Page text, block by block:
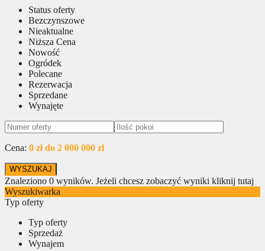
Status oferty
Bezczynszowe
Nieaktualne
Niższa Cena
Nowość
Ogródek
Polecane
Rezerwacja
Sprzedane
Wynajęte
Cena: 0 zł do 2 000 000 zł
Znaleziono 0 wyników. Jeżeli chcesz zobaczyć wyniki kliknij tutaj
Wyszukiwarka
Typ oferty
Typ oferty
Sprzedaż
Wynajem